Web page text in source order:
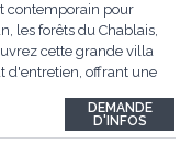
contemporain pour
les forêts du Chablais,
cette grande villa
d'entretien, offrant une
un second petitDEMANDE
D'INFOS